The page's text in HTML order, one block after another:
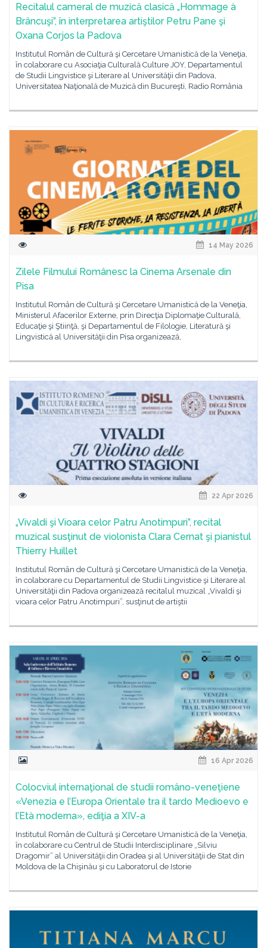
Recitalul cameral de muzică clasică „Hommage à
Brâncuşi”, în interpretarea artiştilor Petru Pane şi
Oxana Corjos la Padova
Institutul Român de Cultură şi Cercetare Umanistică de la Veneţia,
în colaborare cu Asociaţia Culturală Culture JOY, Departamentul
de Studii Lingvistice şi Literare al Universităţii din Padova,
Universitatea Naţională de Muzică din Bucureşti, Radio România
14 May 2026
Zilele Filmului Românesc la Cinema Arsenale din
Pisa
Institutul Român de Cultură şi Cercetare Umanistică de la Veneţia,
Ministerul Afacerilor Externe, prin Direcţia Diplomaţie Culturală,
Educaţie şi Ştiinţă, şi Departamentul de Filologie, Literatură şi
Lingvistică al Universităţii din Pisa organizează,
22 Apr 2026
„Vivaldi şi Vioara celor Patru Anotimpuri”, recital
muzical susţinut de violonista Clara Cernat şi pianistul
Thierry Huillet
Institutul Român de Cultură şi Cercetare Umanistică de la Veneţia,
în colaborare cu Departamentul de Studii Lingvistice şi Literare al
Universităţii din Padova organizează recitalul muzical „Vivaldi şi
vioara celor Patru Anotimpuri”, susţinut de artiştii
16 Apr 2026
Colocviul internaţional de studii româno-veneţiene
«Venezia e l’Europa Orientale tra il tardo Medioevo e
l’Età moderna», ediţia a XIV-a
Institutul Român de Cultură şi Cercetare Umanistică de la Veneţia,
în colaborare cu Centrul de Studii Interdisciplinare „Silviu
Dragomir” al Universităţii din Oradea şi al Universităţii de Stat din
Moldova de la Chişinău şi cu Laboratorul de Istorie